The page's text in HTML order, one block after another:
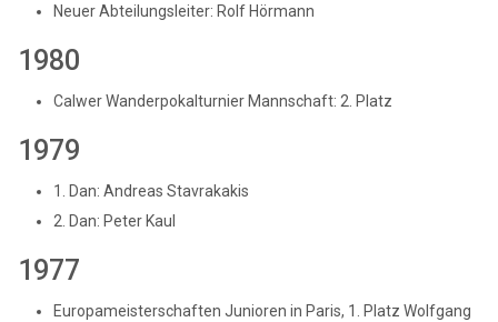
Neuer Abteilungsleiter: Rolf Hörmann
1980
Calwer Wanderpokalturnier Mannschaft: 2. Platz
1979
1. Dan: Andreas Stavrakakis
2. Dan: Peter Kaul
1977
Europameisterschaften Junioren in Paris, 1. Platz Wolfgang